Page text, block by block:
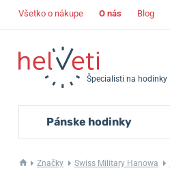
Všetko o nákupe O nás Blog
Špecialisti na hodinky
Pánske hodinky
Značky Swiss Military Hanowa